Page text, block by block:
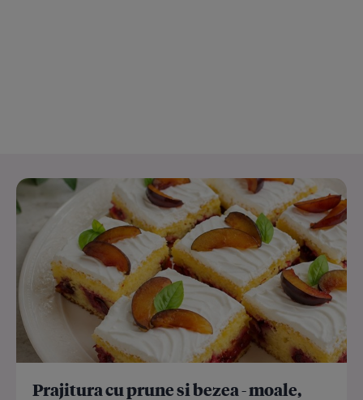
Prajitura cu prune si bezea - moale,